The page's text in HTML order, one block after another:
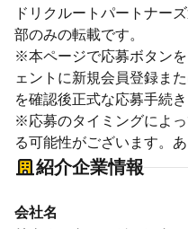
ドリクルートパートナー
部のみの転載です。
※本ページで応募ボタン
ェントに新規会員登録ま
を確認後正式な応募手続
※応募のタイミングによ
る可能性がございます。
紹介企業情報
会社名